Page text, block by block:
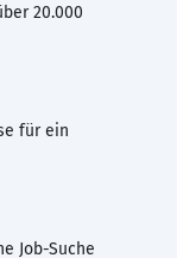
20.000
für ein
Job-Suche